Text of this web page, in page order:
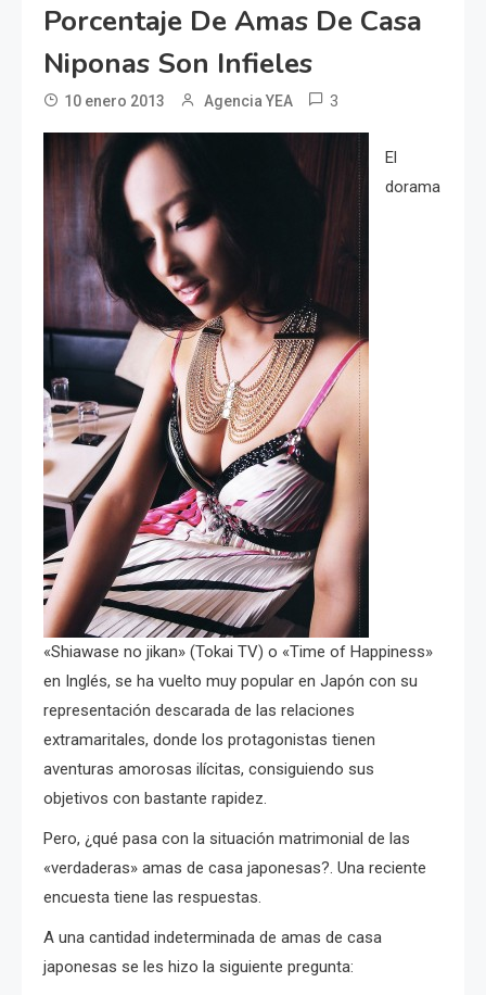
Porcentaje De Amas De Casa
Niponas Son Infieles
10 enero 2013 Agencia YEA 3
El
dorama
«Shiawase no jikan» (Tokai TV) o «Time of Happiness»
en Inglés, se ha vuelto muy popular en Japón con su
representación descarada de las relaciones
extramaritales, donde los protagonistas tienen
aventuras amorosas ilícitas, consiguiendo sus
objetivos con bastante rapidez.
Pero, ¿qué pasa con la situación matrimonial de las
«verdaderas» amas de casa japonesas?. Una reciente
encuesta tiene las respuestas.
A una cantidad indeterminada de amas de casa
japonesas se les hizo la siguiente pregunta: